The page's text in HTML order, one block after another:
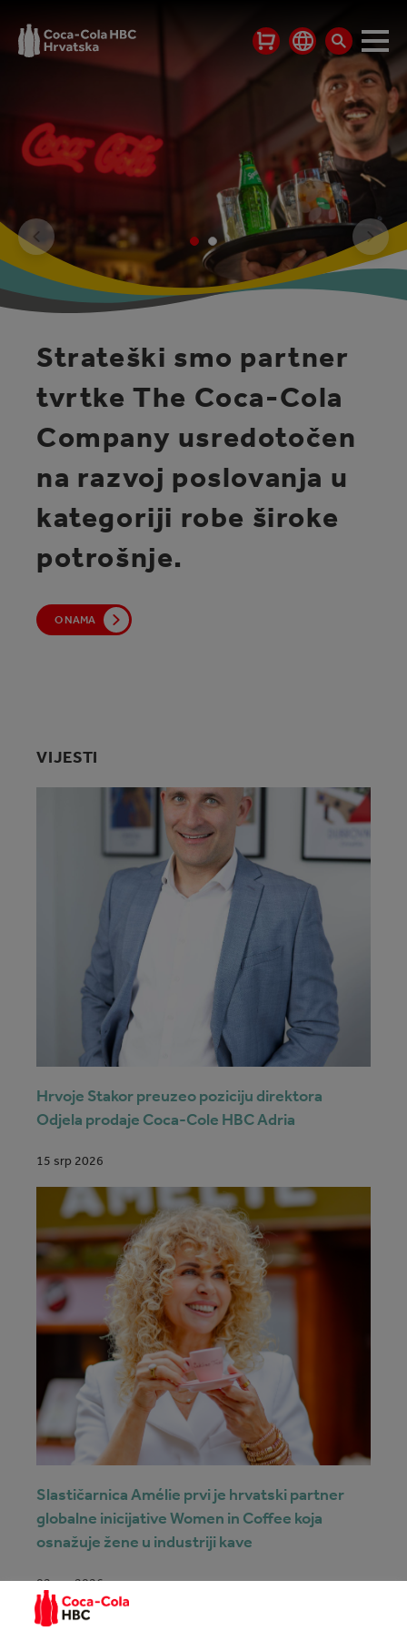
Strateški smo partner
tvrtke The Coca-Cola
Company usredotočen
na razvoj poslovanja u
kategoriji robe široke
potrošnje.
O NAMA
VIJESTI
15 srp 2026
Hrvoje Stakor preuzeo poziciju direktora
Odjela prodaje Coca-Cole HBC Adria
02 srp 2026
Slastičarnica Amélie prvi je hrvatski partner
globalne inicijative Women in Coffee koja
osnažuje žene u industriji kave